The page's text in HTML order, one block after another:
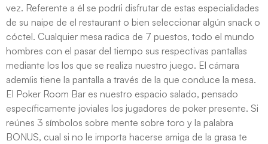
vez. Referente a él se podrí¡ disfrutar de estas especialidades
de su naipe de el restaurant o bien seleccionar algún snack o
cóctel. Cualquier mesa radica de 7 puestos, todo el mundo
hombres con el pasar del tiempo sus respectivas pantallas
mediante los los que se realiza nuestro juego. El cámara
ademí¡s tiene la pantalla a través de la que conduce la mesa.
El Poker Room Bar es nuestro espacio salado, pensado
específicamente joviales los jugadores de poker presente. Si
reúnes 3 símbolos sobre mente sobre toro y la palabra
BONUS, cual si no le importa hacerse amiga de la grasa te